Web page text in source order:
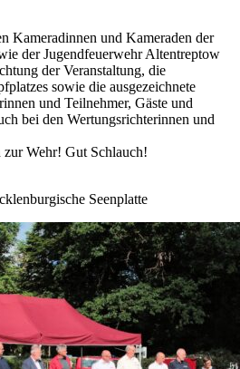
Kameradinnen und Kameraden der
der Jugendfeuerwehr Altentreptow
der Veranstaltung, die
sowie die ausgezeichnete
und Teilnehmer, Gäste und
bei den Wertungsrichterinnen und
Wehr! Gut Schlauch!
Seenplatte